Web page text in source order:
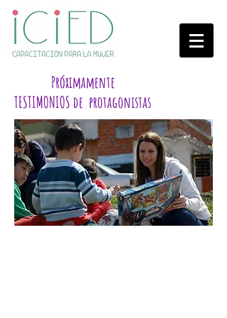
Próximamente
TESTIMONIOS de protagonistas